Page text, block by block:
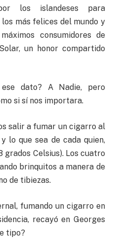
los islandeses para
más felices del mundo y
consumidores de
un honor compartido
dato? A Nadie, pero
si sí nos importara.
salir a fumar un cigarro al
lo que sea de cada quien,
grados Celsius). Los cuatro
brinquitos a manera de
de tibiezas.
fumando un cigarro en
recayó en Georges
tipo?